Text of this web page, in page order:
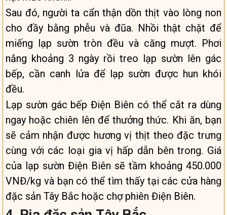
Sau đó, người ta cẩn thận dồn thịt vào lòng non
cho đầy bằng phễu và đũa. Nhồi thật chặt để
miếng lạp sườn tròn đều và căng mượt. Phơi
nắng khoảng 3 ngày rồi treo lạp sườn lên gác
bếp, cần canh lửa để lạp sườn được hun khói
đều.
Lạp sườn gác bếp Điện Biên có thể cắt ra dùng
ngay hoặc chiên lên để thưởng thức. Khi ăn, bạn
sẽ cảm nhận được hương vị thịt theo đặc trưng
cùng với các loại gia vị hấp dẫn bên trong. Giá
của lạp sườn Điện Biên sẽ tầm khoảng 450.000
VNĐ/kg và bạn có thể tìm thấy tại các cửa hàng
đặc sản Tây Bắc hoặc chợ phiên Điện Biên.